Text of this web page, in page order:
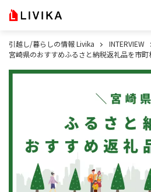
引越し/暮らしの情報 Livika
INTERVIEW
宮崎県のおすすめふるさと納税返礼品を市町